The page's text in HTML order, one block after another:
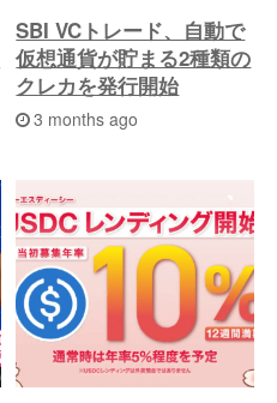
SBI VCトレード、自動で
仮想通貨が貯まる2種類の
クレカを発行開始
3 months ago